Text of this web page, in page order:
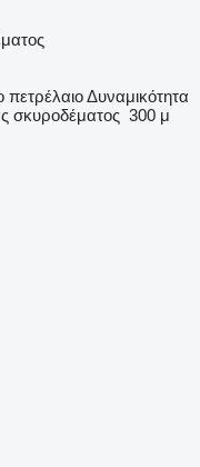
πετρέλαιοΔυναμικότητα
σκυροδέματος 300 μ